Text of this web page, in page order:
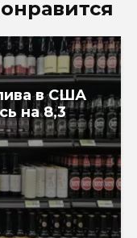
в США
на 8,3